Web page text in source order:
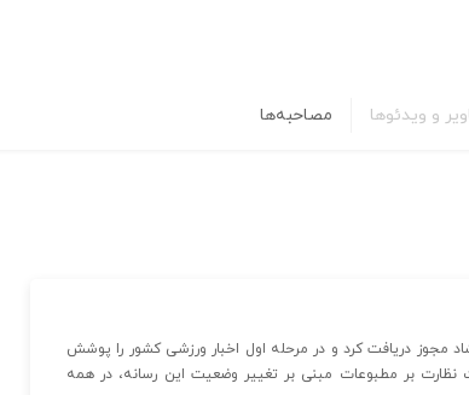
و ویدئوها مصاحبه‌ها
اداره کل مطبوعات وزارت ارشاد مجوز دریافت کرد و در مرحله اول اخبار ورزشی کشور را پوشش
بر مطبوعات مبنی بر تغییر وضعیت این رسانه، در همه